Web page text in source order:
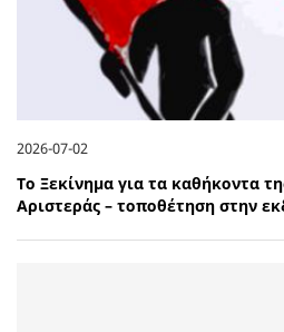
2026-07-02
Το Ξεκίνημα για τα καθήκοντα
Αριστεράς – τοποθέτηση στην